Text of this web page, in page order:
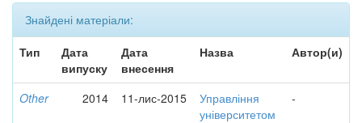
Знайдені матеріали:
Тип
Дата
випуску
Дата
внесення
Назва Автор(и)
Other 2014 11-лис-2015
Управління
університетом
-